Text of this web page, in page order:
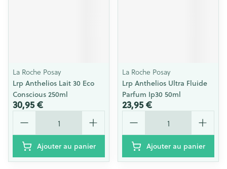
La Roche Posay
Lrp Anthelios Lait 30 Eco
Conscious 250ml
30,95 €
Quantité
Ajouter au panier
La Roche Posay
Lrp Anthelios Ultra Fluide
Parfum Ip30 50ml
23,95 €
Quantité
Ajouter au panier